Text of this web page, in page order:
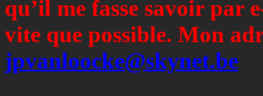
qu’il me fasse savoir par
vite que possible. Mon
jpvanloocke@skynet.be